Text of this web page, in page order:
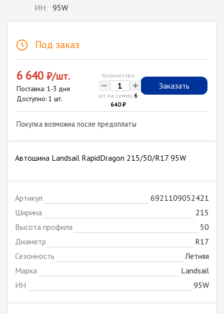
ИН: 95W
Под заказ
6 640 ₽/шт.
Поставка: 1-3 дня
Доступно: 1 шт.
Количество
- +
шт на сумму 6
640 ₽
Заказать
Покупка возможна после предоплаты
Автошина Landsail RapidDragon 215/50/R17 95W
Артикул
6921109052421
Ширина
215
Высота профиля
50
Диаметр
R17
Сезонность
Летняя
Марка
Landsail
ИН
95W